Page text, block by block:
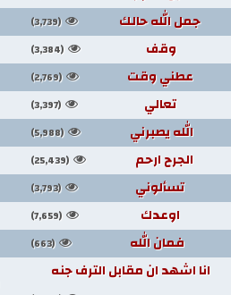
جمل الله حالك (3,739)
وقف (3,384)
عطني وقت (2,769)
تعالي (3,397)
الله يصبرني (5,988)
الجرح ارحم (25,439)
تسألوني (3,793)
اوعدك (7,659)
فمان الله (663)
انا اشهد ان مقابل الترف جنه